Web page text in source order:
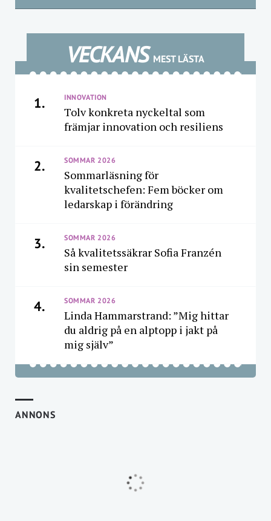
VECKANS MEST LÄSTA
1. INNOVATION
Tolv konkreta nyckeltal som
främjar innovation och resiliens
2. SOMMAR 2026
Sommarläsning för
kvalitetschefen: Fem böcker om
ledarskap i förändring
3. SOMMAR 2026
Så kvalitetssäkrar Sofia Franzén
sin semester
4. SOMMAR 2026
Linda Hammarstrand: ”Mig hittar
du aldrig på en alptopp i jakt på
mig själv”
ANNONS